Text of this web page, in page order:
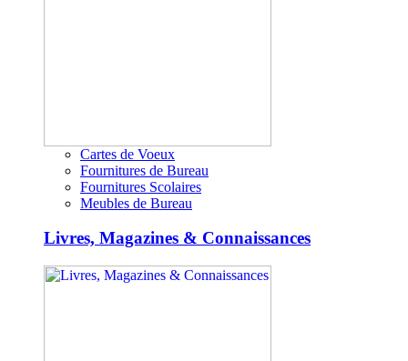
Cartes de Voeux
Fournitures de Bureau
Fournitures Scolaires
Meubles de Bureau
Livres, Magazines & Connaissances